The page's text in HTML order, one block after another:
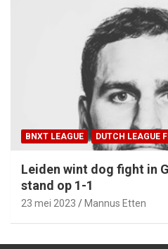
BNXT LEAGUE DUTCH LEAGUE
Leiden wint dog fight in
stand op 1-1
23 mei 2023 Mannus Etten